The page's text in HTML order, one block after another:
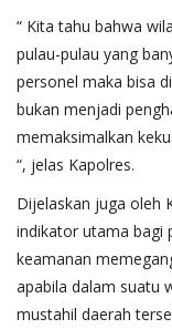
“ Kita tahu bahwa
pulau-pulau yang
personel maka bisa
bukan menjadi
memaksimalkan
“, jelas Kapolres.
Dijelaskan juga oleh
indikator utama bagi
keamanan
apabila dalam suatu
mustahil daerah